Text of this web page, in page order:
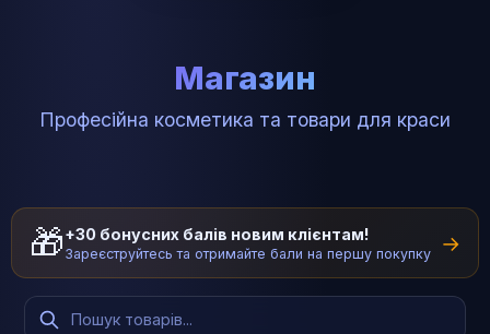
Магазин
Професійна косметика та товари для краси
🎁+30 бонусних балів новим клієнтам!
Зареєструйтесь та отримайте бали на першу покупку →